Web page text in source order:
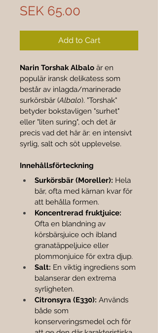
SEK 65.00
Add to Cart
Narin Torshak Albalo är en
populär iransk delikatess som
består av inlagda/marinerade
surkörsbär (Albalo). "Torshak"
betyder bokstavligen "surhet"
eller "liten suring", och det är
precis vad det här är: en intensivt
syrlig, salt och söt upplevelse.
Innehållsförteckning
Surkörsbär (Moreller): Hela
bär, ofta med kärnan kvar för
att behålla formen.
Koncentrerad fruktjuice:
Ofta en blandning av
körsbärsjuice och ibland
granatäppeljuice eller
plommonjuice för extra djup.
Salt: En viktig ingrediens som
balanserar den extrema
syrligheten.
Citronsyra (E330): Används
både som
konserveringsmedel och för